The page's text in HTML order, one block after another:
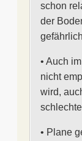
schon
der
• Auch
nicht
wird,
• Plane